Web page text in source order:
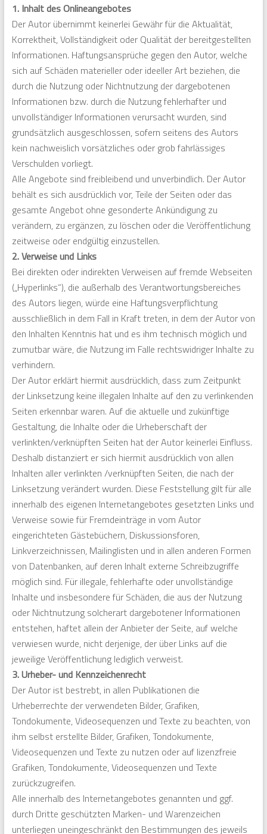
1. Inhalt des Onlineangebotes
Der Autor übernimmt keinerlei Gewähr für die Aktualität,
Korrektheit, Vollständigkeit oder Qualität der bereitgestellten
Informationen. Haftungsansprüche gegen den Autor, welche
sich auf Schäden materieller oder ideeller Art beziehen, die
durch die Nutzung oder Nichtnutzung der dargebotenen
Informationen bzw. durch die Nutzung fehlerhafter und
unvollständiger Informationen verursacht wurden, sind
grundsätzlich ausgeschlossen, sofern seitens des Autors
kein nachweislich vorsätzliches oder grob fahrlässiges
Verschulden vorliegt.
Alle Angebote sind freibleibend und unverbindlich. Der Autor
behält es sich ausdrücklich vor, Teile der Seiten oder das
gesamte Angebot ohne gesonderte Ankündigung zu
verändern, zu ergänzen, zu löschen oder die Veröffentlichung
zeitweise oder endgültig einzustellen.
2. Verweise und Links
Bei direkten oder indirekten Verweisen auf fremde Webseiten
(„Hyperlinks“), die außerhalb des Verantwortungsbereiches
des Autors liegen, würde eine Haftungsverpflichtung
ausschließlich in dem Fall in Kraft treten, in dem der Autor von
den Inhalten Kenntnis hat und es ihm technisch möglich und
zumutbar wäre, die Nutzung im Falle rechtswidriger Inhalte zu
verhindern.
Der Autor erklärt hiermit ausdrücklich, dass zum Zeitpunkt
der Linksetzung keine illegalen Inhalte auf den zu verlinkenden
Seiten erkennbar waren. Auf die aktuelle und zukünftige
Gestaltung, die Inhalte oder die Urheberschaft der
verlinkten/verknüpften Seiten hat der Autor keinerlei Einfluss.
Deshalb distanziert er sich hiermit ausdrücklich von allen
Inhalten aller verlinkten /verknüpften Seiten, die nach der
Linksetzung verändert wurden. Diese Feststellung gilt für alle
innerhalb des eigenen Internetangebotes gesetzten Links und
Verweise sowie für Fremdeinträge in vom Autor
eingerichteten Gästebüchern, Diskussionsforen,
Linkverzeichnissen, Mailinglisten und in allen anderen Formen
von Datenbanken, auf deren Inhalt externe Schreibzugriffe
möglich sind. Für illegale, fehlerhafte oder unvollständige
Inhalte und insbesondere für Schäden, die aus der Nutzung
oder Nichtnutzung solcherart dargebotener Informationen
entstehen, haftet allein der Anbieter der Seite, auf welche
verwiesen wurde, nicht derjenige, der über Links auf die
jeweilige Veröffentlichung lediglich verweist.
3. Urheber- und Kennzeichenrecht
Der Autor ist bestrebt, in allen Publikationen die
Urheberrechte der verwendeten Bilder, Grafiken,
Tondokumente, Videosequenzen und Texte zu beachten, von
ihm selbst erstellte Bilder, Grafiken, Tondokumente,
Videosequenzen und Texte zu nutzen oder auf lizenzfreie
Grafiken, Tondokumente, Videosequenzen und Texte
zurückzugreifen.
Alle innerhalb des Internetangebotes genannten und ggf.
durch Dritte geschützten Marken- und Warenzeichen
unterliegen uneingeschränkt den Bestimmungen des jeweils